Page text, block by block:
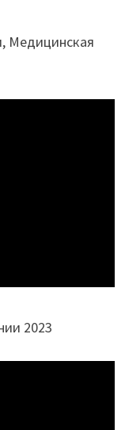
Медицинская
2023